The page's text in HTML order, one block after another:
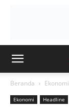
Beranda Ekonomi
Ekonomi Headline